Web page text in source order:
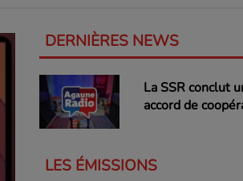
DERNIÈRES NEWS
La SSR conclut
accord de
LES ÉMISSIONS